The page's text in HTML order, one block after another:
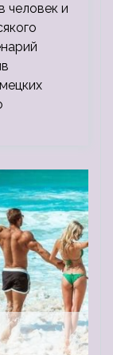
человек и